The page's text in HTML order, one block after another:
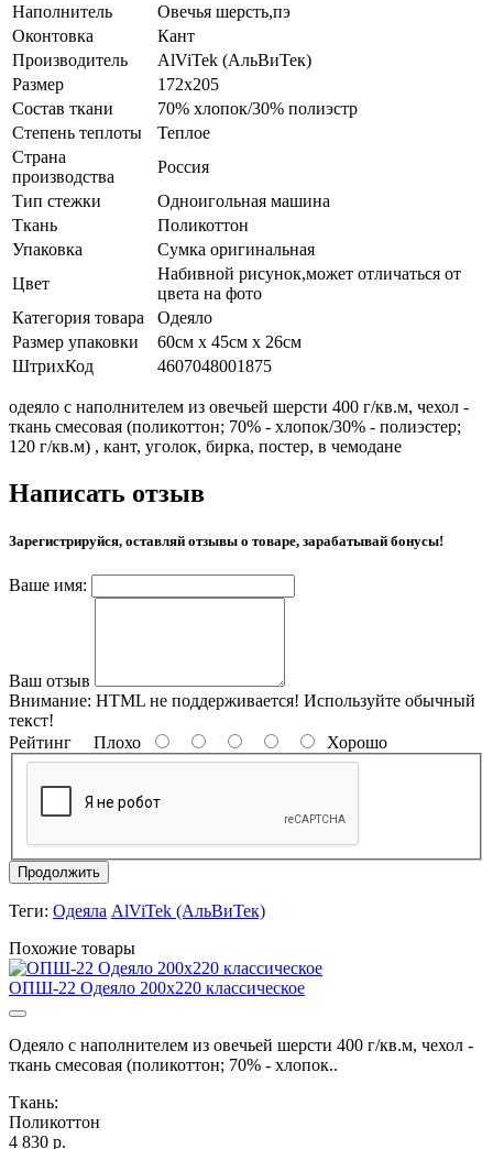
Наполнитель
Овечья шерсть,пэ
Оконтовка
Кант
Производитель
AlViTek (АльВиТек)
Размер
172х205
Состав ткани
70% хлопок/30% полиэстр
Степень теплоты
Теплое
Страна
производства
Россия
Тип стежки
Одноигольная машина
Ткань
Поликоттон
Упаковка
Сумка оригинальная
Цвет
Набивной рисунок,может отличаться от
цвета на фото
Категория товара
Одеяло
Размер упаковки
60см х 45см х 26см
ШтрихКод
4607048001875
одеяло с наполнителем из овечьей шерсти 400 г/кв.м, чехол -
ткань смесовая (поликоттон; 70% - хлопок/30% - полиэстер;
120 г/кв.м) , кант, уголок, бирка, постер, в чемодане
Написать отзыв
Зарегистрируйся, оставляй отзывы о товаре, зарабатывай бонусы!
Ваше имя:
Ваш отзыв
Внимание: HTML не поддерживается! Используйте обычный
текст!
Рейтинг Плохо Хорошо
Продолжить
Теги: Одеяла AlViTek (АльВиТек)
Похожие товары
ОПШ-22 Одеяло 200х220 классическое
Одеяло с наполнителем из овечьей шерсти 400 г/кв.м, чехол -
ткань смесовая (поликоттон; 70% - хлопок..
Ткань:
Поликоттон
4 830 р.